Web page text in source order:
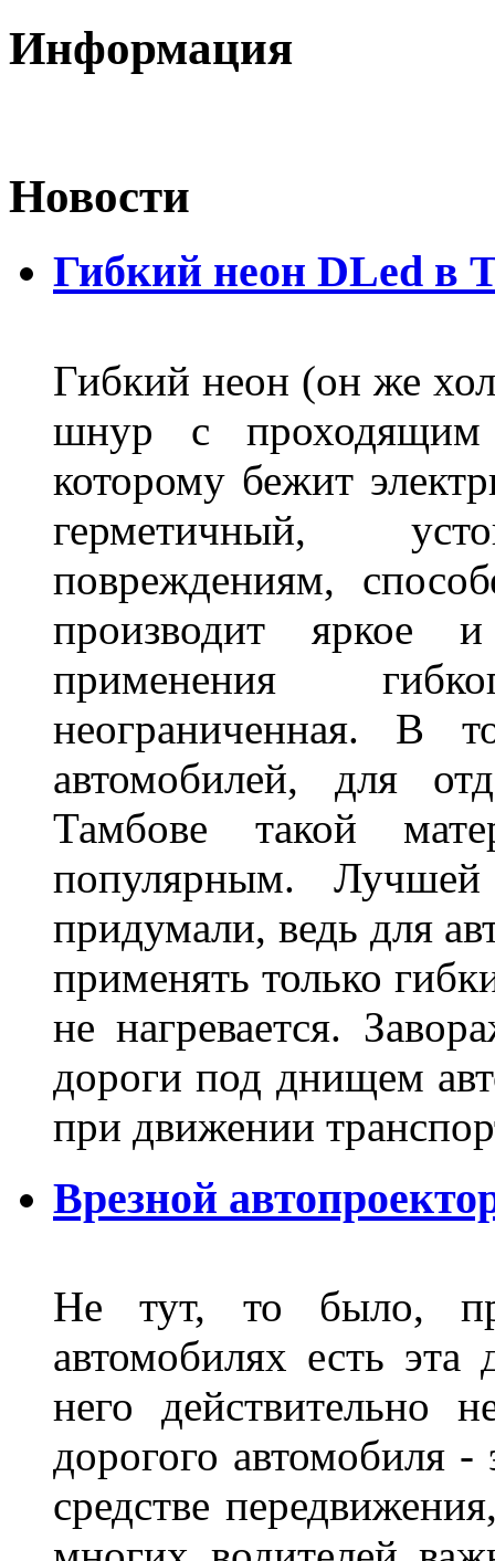
Информация
Новости
Гибкий неон DLed в
Гибкий неон (он же
шнур с
которому бежит
герметичный,
повреждениям,
производит яркое
применения
неограниченная.
автомобилей, для
Тамбове такой
популярным.
придумали, ведь для
применять только
не нагревается.
дороги под днищем
при движении
Врезной
Не тут, то было,
автомобилях есть
него действительно
дорогого автомобиля
средстве